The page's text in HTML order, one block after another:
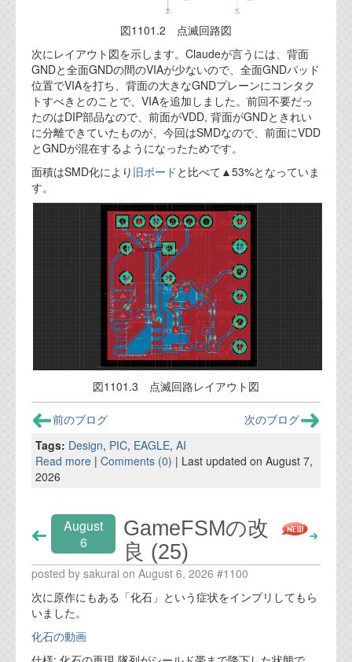
図1101.2 点滅回路図
次にレイアウト図を示します。Claudeが言うには、背面
GNDと全面GNDの間のVIAが少ないので、全面GNDパッド
位置でVIAを打ち、背面の大きなGNDプレーンにコンタク
トすべきとのことで、VIAを追加しました。前回不要だっ
たのはDIP部品なので、前面がVDD, 背面がGNDときれい
に分離できていたものが、今回はSMDなので、前面にVDD
とGNDが混在するようになったためです。
面積はSMD化により 旧ボード と比べて▲53%となっていま
す。
図1101.3 点滅回路レイアウト図
前のブログ
次のブログ
Tags: Design, PIC, EAGLE, AI
Read more | Comments (0) | Last updated on August 7,
2026
August
6
GameFSMの改
良 (25)
posted by sakurai on August 6, 2026 #1100
次に原作にもある「化石」という症状をインプリしてもら
いました。
化石の動画